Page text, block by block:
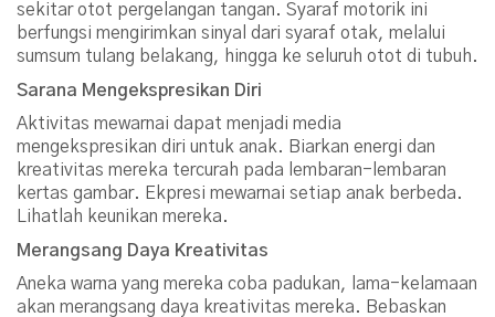
sekitar otot pergelangan tangan. Syaraf motorik ini
berfungsi mengirimkan sinyal dari syaraf otak, melalui
sumsum tulang belakang, hingga ke seluruh otot di tubuh.
Sarana Mengekspresikan Diri
Aktivitas mewarnai dapat menjadi media
mengekspresikan diri untuk anak. Biarkan energi dan
kreativitas mereka tercurah pada lembaran-lembaran
kertas gambar. Ekpresi mewarnai setiap anak berbeda.
Lihatlah keunikan mereka.
Merangsang Daya Kreativitas
Aneka warna yang mereka coba padukan, lama-kelamaan
akan merangsang daya kreativitas mereka. Bebaskan